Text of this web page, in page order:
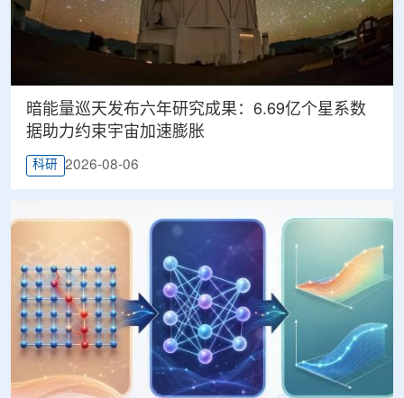
暗能量巡天发布六年研究成果：6.69亿个星系数
据助力约束宇宙加速膨胀
科研 2026-08-06